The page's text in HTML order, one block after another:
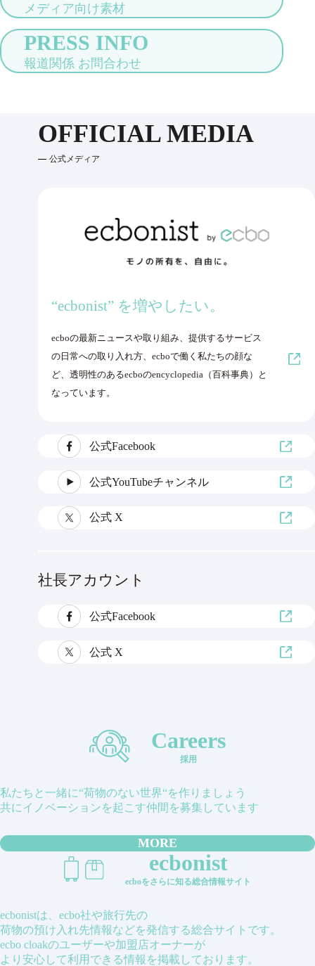
メディア向け素材
PRESS INFO
報道関係 お問合わせ
OFFICIAL MEDIA
公式メディア
“ecbonist” を増やしたい。
ecboの最新ニュースや取り組み、提供するサービス
の日常への取り入れ方、ecboで働く私たちの顔な
ど、透明性のあるecboのencyclopedia（百科事典）と
なっています。
公式Facebook
公式YouTubeチャンネル
公式 X
社長アカウント
公式Facebook
公式 X
Careers
採用
私たちと一緒に“荷物のない世界“を作りましょう
共にイノベーションを起こす仲間を募集しています
MORE
ecbonist
ecboをさらに知る総合情報サイト
ecbonistは、ecbo社や旅行先の
荷物の預け入れ先情報などを発信する総合サイトです。
ecbo cloakのユーザーや加盟店オーナーが
より安心して利用できる情報を掲載しております。